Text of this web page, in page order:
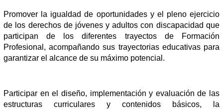
Promover la igualdad de oportunidades y el pleno ejercicio
de los derechos de jóvenes y adultos con discapacidad que
participan de los diferentes trayectos de Formación
Profesional, acompañando sus trayectorias educativas para
garantizar el alcance de su máximo potencial.
Participar en el diseño, implementación y evaluación de las
estructuras curriculares y contenidos básicos, la